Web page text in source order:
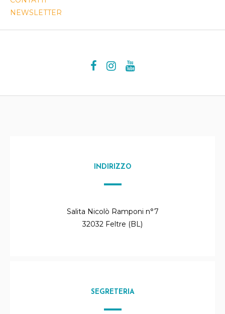
NEWSLETTER
INDIRIZZO
Salita Nicolò Ramponi n°7
32032 Feltre (BL)
SEGRETERIA